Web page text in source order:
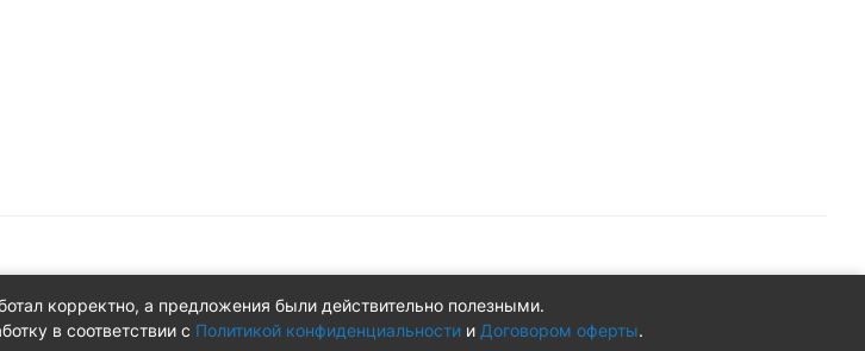
корректно, а предложения были действительно полезными.
в соответствии с Политикой конфиденциальностии Договором оферты.